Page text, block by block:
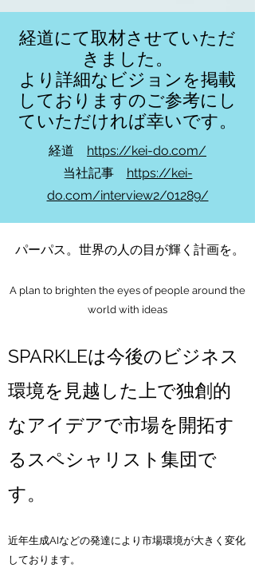
​経道にて取材させていただ
きました。
​より詳細なビジョンを掲載
しておりますのご参考にし
ていただければ幸いです。
経道 https://kei-do.com/
​​当社記事 https://kei-
do.com/interview2/01289/
パーパス。世界の人の目が輝く計画を。
A plan to brighten the eyes of people around the
world with ideas
SPARKLEは今後のビジネス
環境を見越した上で独創的
なアイデアで市場を開拓す
るスペシャリスト集団で
す。
近年生成AIなどの発達により市場環境が大きく変化
しております。